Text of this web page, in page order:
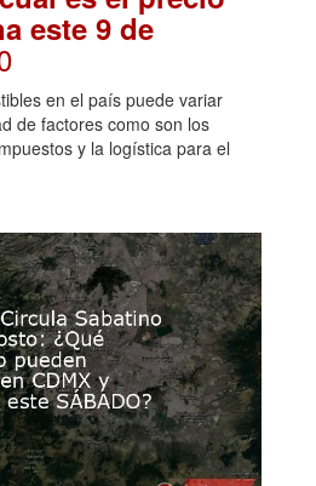
este 9 de
en el país puede variar
de factores como son los
y la logística para el